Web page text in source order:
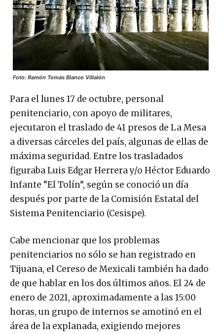
Foto: Ramón Tomás Blanco Villalón
Para el lunes 17 de octubre, personal
penitenciario, con apoyo de militares,
ejecutaron el traslado de 41 presos de La Mesa
a diversas cárceles del país, algunas de ellas de
máxima seguridad. Entre los trasladados
figuraba Luis Edgar Herrera y/o Héctor Eduardo
Infante “El Tolín”, según se conoció un día
después por parte de la Comisión Estatal del
Sistema Penitenciario (Cesispe).
Cabe mencionar que los problemas
penitenciarios no sólo se han registrado en
Tijuana, el Cereso de Mexicali también ha dado
de que hablar en los dos últimos años. El 24 de
enero de 2021, aproximadamente a las 15:00
horas, un grupo de internos se amotinó en el
área de la explanada, exigiendo mejores